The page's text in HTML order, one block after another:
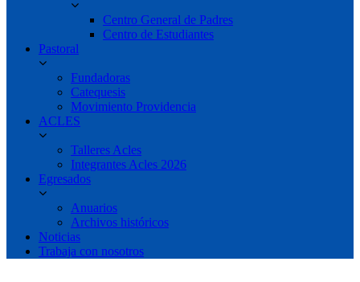
Centro General de Padres
Centro de Estudiantes
Pastoral
Fundadoras
Catequesis
Movimiento Providencia
ACLES
Talleres Acles
Integrantes Acles 2026
Egresados
Anuarios
Archivos históricos
Noticias
Trabaja con nosotros